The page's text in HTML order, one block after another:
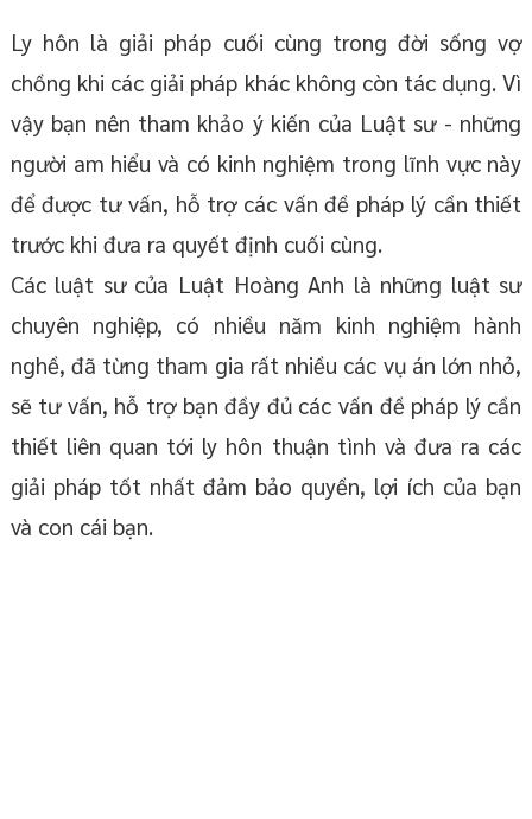
Ly hôn là giải pháp cuối cùng trong đời sống vợ
chồng khi các giải pháp khác không còn tác dụng. Vì
vậy bạn nên tham khảo ý kiến của Luật sư - những
người am hiểu và có kinh nghiệm trong lĩnh vực này
để được tư vấn, hỗ trợ các vấn đề pháp lý cần thiết
trước khi đưa ra quyết định cuối cùng.
Các luật sư của Luật Hoàng Anh là những luật sư
chuyên nghiệp, có nhiều năm kinh nghiệm hành
nghề, đã từng tham gia rất nhiều các vụ án lớn nhỏ,
sẽ tư vấn, hỗ trợ bạn đầy đủ các vấn đề pháp lý cần
thiết liên quan tới ly hôn thuận tình và đưa ra các
giải pháp tốt nhất đảm bảo quyền, lợi ích của bạn
và con cái bạn.